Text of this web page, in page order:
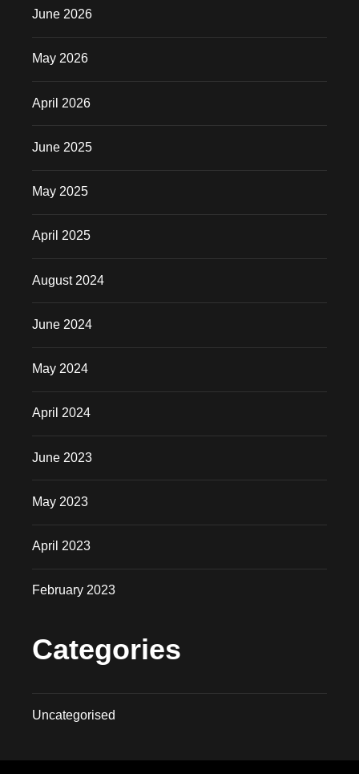
June 2026
May 2026
April 2026
June 2025
May 2025
April 2025
August 2024
June 2024
May 2024
April 2024
June 2023
May 2023
April 2023
February 2023
Categories
Uncategorised